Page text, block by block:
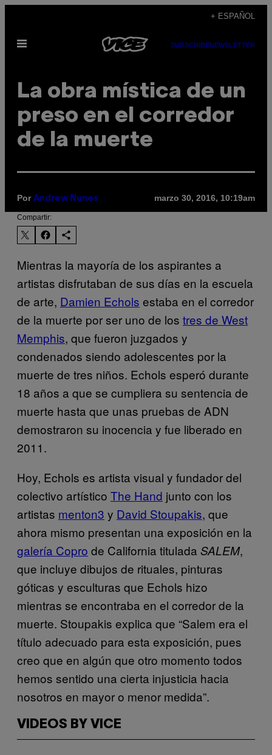
contenido
+ ESPAÑOL
Abrir
SUBSCRIBENEWSLETTER
La obra mística de un
preso en el corredor
de la muerte
Por Andrew Nunes marzo 30, 2016, 10:19am
Compartir:
Mientras la mayoría de los aspirantes a
artistas disfrutaban de sus días en la escuela
de arte, Damien Echols estaba en el corredor
de la muerte por ser uno de los tres de West
Memphis, que fueron juzgados y
condenados siendo adolescentes por la
muerte de tres niños. Echols esperó durante
18 años a que se cumpliera su sentencia de
muerte hasta que unas pruebas de ADN
demostraron su inocencia y fue liberado en
2011.
Hoy, Echols es artista visual y fundador del
colectivo artístico The Hand junto con los
artistas menton3 y David Stoupakis, que
ahora mismo presentan una exposición en la
galería Copro de California titulada SALEM,
que incluye dibujos de rituales, pinturas
góticas y esculturas que Echols hizo
mientras se encontraba en el corredor de la
muerte. Stoupakis explica que “Salem era el
título adecuado para esta exposición, pues
creo que en algún que otro momento todos
hemos sentido una cierta injusticia hacia
nosotros en mayor o menor medida”.
VIDEOS BY VICE